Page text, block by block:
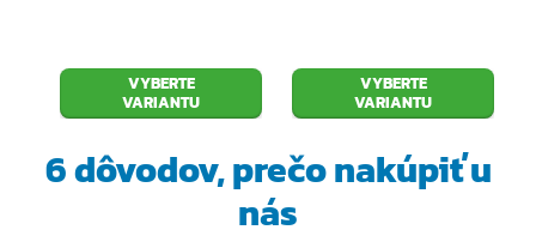
VYBERTE
VARIANTU
VYBERTE
VARIANTU
6 dôvodov, prečonakúpiť u
nás